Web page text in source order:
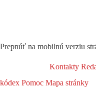
Prepnúť na mobilnú verziu
Kontakty
kódex Pomoc Mapa stránky